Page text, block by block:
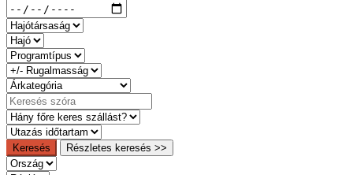
Keresés Részletes keresés >>